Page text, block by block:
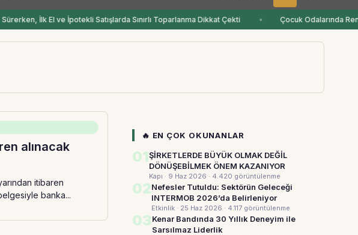
İlk El ve İpotekli Satışlarda Sınırlı Toparlanma Dikkat Çekti Çocuk Odalarında
alınacak
itibaren
banka...
🔥 EN ÇOK OKUNANLAR
01ŞİRKETLERDE BÜYÜK OLMAK DEĞİL
DÖNÜŞEBİLMEK ÖNEM KAZANIYOR
Kapı · 9 Haz 2026 · 4.420 görüntülenme
02Nefesler Tutuldu: Sektörün Geleceği
INTERMOB 2026’da Belirleniyor
Etkinlik · 25 Haz 2026 · 4.117 görüntülenme
03Kenar Bandında 30 Yıllık Deneyim ile
Sarsılmaz Liderlik